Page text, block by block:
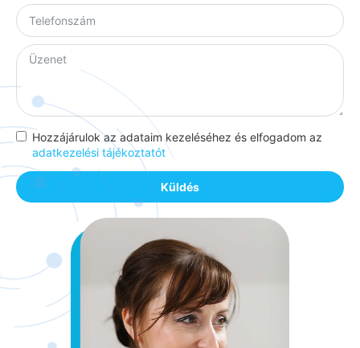
Hozzájárulok az adataim kezeléséhez és elfogadom az
adatkezelési tájékoztatót
Küldés